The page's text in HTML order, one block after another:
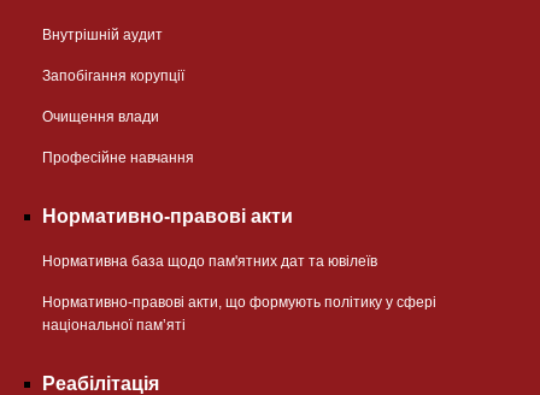
Внутрішній аудит
Запобігання корупції
Очищення влади
Професійне навчання
Нормативно-правові акти
Нормативна база щодо пам'ятних дат та ювілеїв
Нормативно-правові акти, що формують політику у сфері
національної памʼяті
Реабілітація